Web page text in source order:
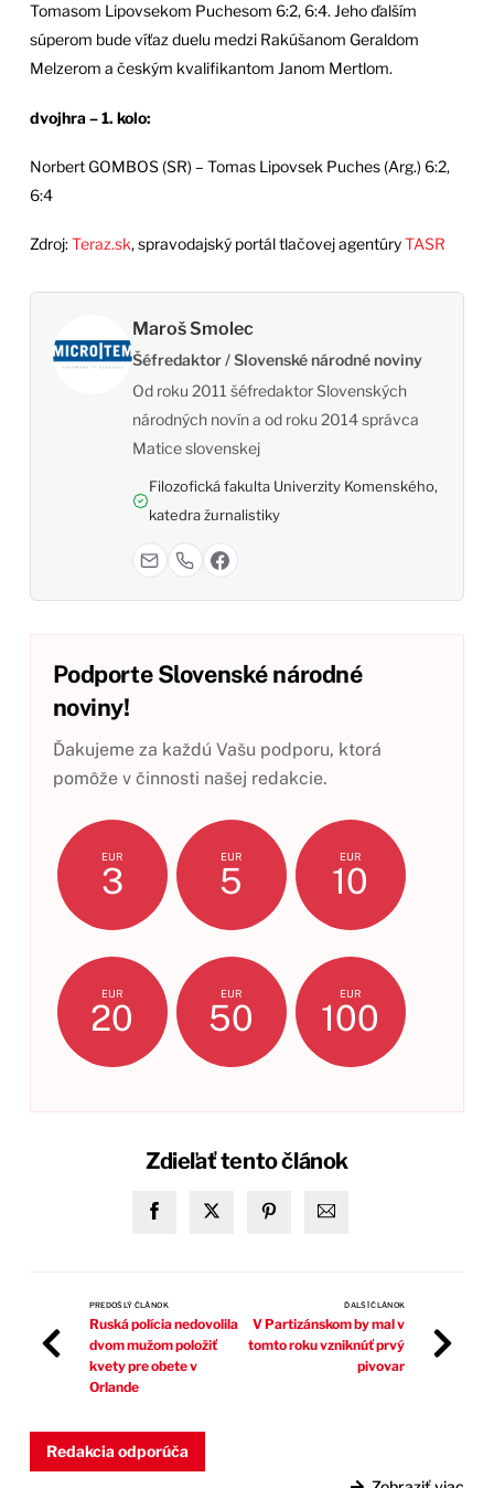
Tomasom Lipovsekom Puchesom 6:2, 6:4. Jeho ďalším
súperom bude víťaz duelu medzi Rakúšanom Geraldom
Melzerom a českým kvalifikantom Janom Mertlom.
dvojhra – 1. kolo:
Norbert GOMBOS (SR) – Tomas Lipovsek Puches (Arg.) 6:2,
6:4
Zdroj:Teraz.sk, spravodajský portál tlačovej agentúryTASR
Maroš Smolec
Šéfredaktor / Slovenské národné noviny
Od roku 2011 šéfredaktor Slovenských
národných novín a od roku 2014 správca
Matice slovenskej
Filozofická fakulta Univerzity Komenského,
katedra žurnalistiky
Podporte Slovenské národné
noviny!
Ďakujeme za každú Vašu podporu, ktorá
pomôže v činnosti našej redakcie.
EUR
3
EUR
5
EUR
10
EUR
20
EUR
50
EUR
100
Zdieľať tento článok
PREDOŠLÝ ČLÁNOK
Ruská polícia nedovolila
dvom mužom položiť
kvety pre obete v
Orlande
ĎALŠÍ ČLÁNOK
V Partizánskom by mal v
tomto roku vzniknúť prvý
pivovar
Redakcia odporúča